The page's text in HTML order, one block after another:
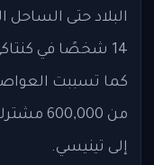
البلاد حتى
كما تسببت
من
إلى تينيسي.